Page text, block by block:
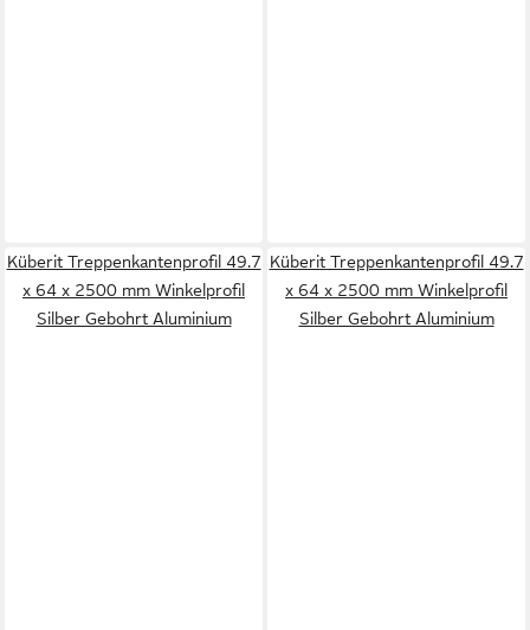
Küberit Treppenkantenprofil 49.7
x 64 x 2500 mm Winkelprofil
Silber Gebohrt Aluminium
Küberit Treppenkantenprofil 49.7
x 64 x 2500 mm Winkelprofil
Silber Gebohrt Aluminium